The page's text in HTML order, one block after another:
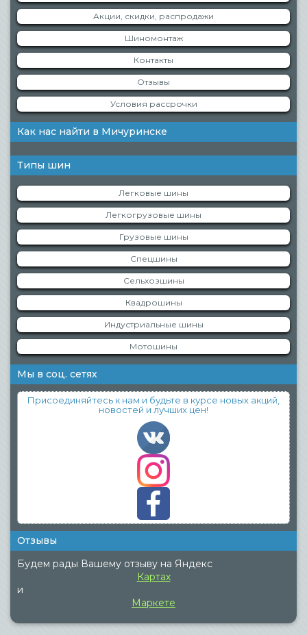
Акции, скидки, распродажи
Шиномонтаж
Контакты
Отзывы
Условия рассрочки
Как нас найти в Мичуринске
Типы шин
Легковые шины
Легкогрузовые шины
Грузовые шины
Спецшины
Сельхозшины
Квадрошины
Индустриальные шины
Мотошины
Мы в соц. сетях
Присоединяйтесь к нам и будьте в курсе новых акций,
новостей и лучших цен!
Отзывы
Будем рады Вашему отзыву на Яндекс
Картах
и
Маркете